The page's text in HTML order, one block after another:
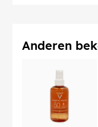
Anderen